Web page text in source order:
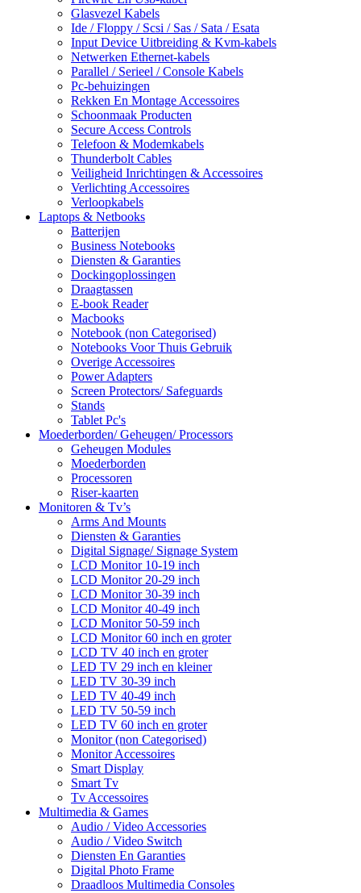
Glasvezel Kabels
Ide / Floppy / Scsi / Sas / Sata / Esata
Input Device Uitbreiding & Kvm-kabels
Netwerken Ethernet-kabels
Parallel / Serieel / Console Kabels
Pc-behuizingen
Rekken En Montage Accessoires
Schoonmaak Producten
Secure Access Controls
Telefoon & Modemkabels
Thunderbolt Cables
Veiligheid Inrichtingen & Accessoires
Verlichting Accessoires
Verloopkabels
Laptops & Netbooks
Batterijen
Business Notebooks
Diensten & Garanties
Dockingoplossingen
Draagtassen
E-book Reader
Macbooks
Notebook (non Categorised)
Notebooks Voor Thuis Gebruik
Overige Accessoires
Power Adapters
Screen Protectors/ Safeguards
Stands
Tablet Pc's
Moederborden/ Geheugen/ Processors
Geheugen Modules
Moederborden
Processoren
Riser-kaarten
Monitoren & Tv’s
Arms And Mounts
Diensten & Garanties
Digital Signage/ Signage System
LCD Monitor 10-19 inch
LCD Monitor 20-29 inch
LCD Monitor 30-39 inch
LCD Monitor 40-49 inch
LCD Monitor 50-59 inch
LCD Monitor 60 inch en groter
LCD TV 40 inch en groter
LED TV 29 inch en kleiner
LED TV 30-39 inch
LED TV 40-49 inch
LED TV 50-59 inch
LED TV 60 inch en groter
Monitor (non Categorised)
Monitor Accessoires
Smart Display
Smart Tv
Tv Accessoires
Multimedia & Games
Audio / Video Accessories
Audio / Video Switch
Diensten En Garanties
Digital Photo Frame
Draadloos Multimedia Consoles